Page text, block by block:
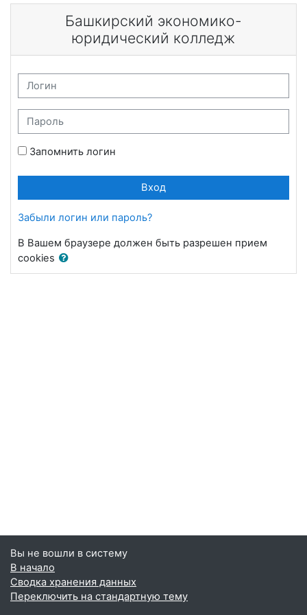
Перейти к основному содержанию
Башкирский экономико-
юридический колледж
Логин
Пароль
Запомнить логин
Вход
Забыли логин или пароль?
В Вашем браузере должен быть разрешен прием
cookies
Вы не вошли в систему
В начало
Сводка хранения данных
Переключить на стандартную тему